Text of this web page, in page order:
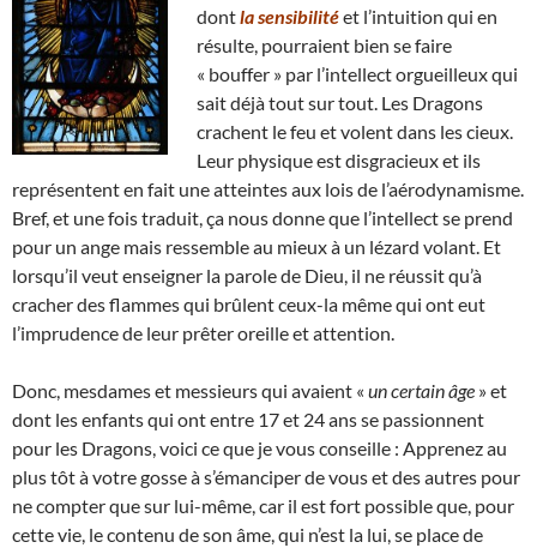
dontla sensibilitéet l’intuition qui en
résulte, pourraient bien se faire
« bouffer » par l’intellect orgueilleux qui
sait déjà tout sur tout. Les Dragons
crachent le feu et volent dans les cieux.
Leur physique est disgracieux et ils
représentent en fait une atteintes aux lois de l’aérodynamisme.
Bref, et une fois traduit, ça nous donne que l’intellect se prend
pour un ange mais ressemble au mieux à un lézard volant. Et
lorsqu’il veut enseigner la parole de Dieu, il ne réussit qu’à
cracher des flammes qui brûlent ceux-la même qui ont eut
l’imprudence de leur prêter oreille et attention.
Donc, mesdames et messieurs qui avaient « un certain âge » et
dont les enfants qui ont entre 17 et 24 ans se passionnent
pour les Dragons, voici ce que je vous conseille : Apprenez au
plus tôt à votre gosse à s’émanciper de vous et des autres pour
ne compter que sur lui-même, car il est fort possible que, pour
cette vie, le contenu de son âme, qui n’est la lui, se place de